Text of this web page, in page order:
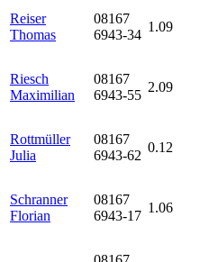
Reiser
Thomas
08167
6943-34
1.09
Riesch
Maximilian
08167
6943-55
2.09
Rottmüller
Julia
08167
6943-62
0.12
Schranner
Florian
08167
6943-17
1.06